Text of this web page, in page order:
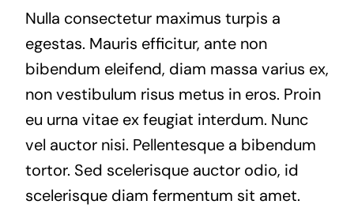
Nulla consectetur maximus turpis a
egestas. Mauris efficitur, ante non
bibendum eleifend, diam massa varius ex,
non vestibulum risus metus in eros. Proin
eu urna vitae ex feugiat interdum. Nunc
vel auctor nisi. Pellentesque a bibendum
tortor. Sed scelerisque auctor odio, id
scelerisque diam fermentum sit amet.